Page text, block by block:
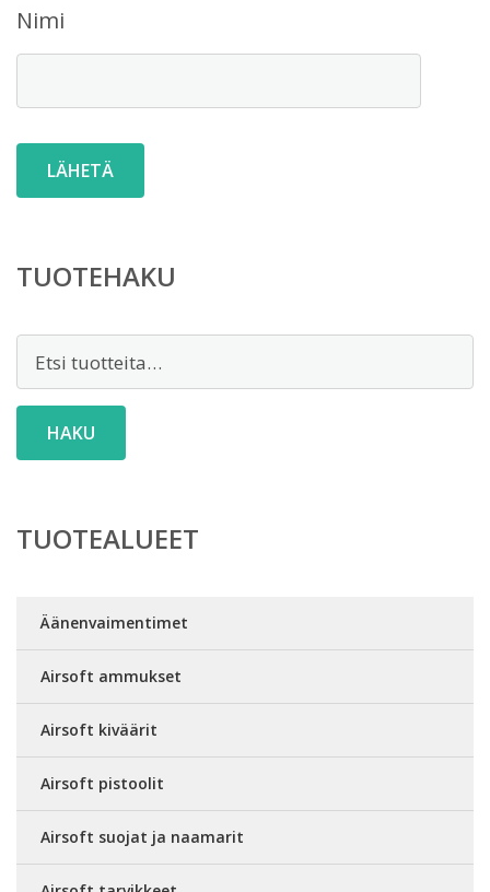
Nimi
TUOTEHAKU
HAKU
TUOTEALUEET
Äänenvaimentimet
Airsoft ammukset
Airsoft kiväärit
Airsoft pistoolit
Airsoft suojat ja naamarit